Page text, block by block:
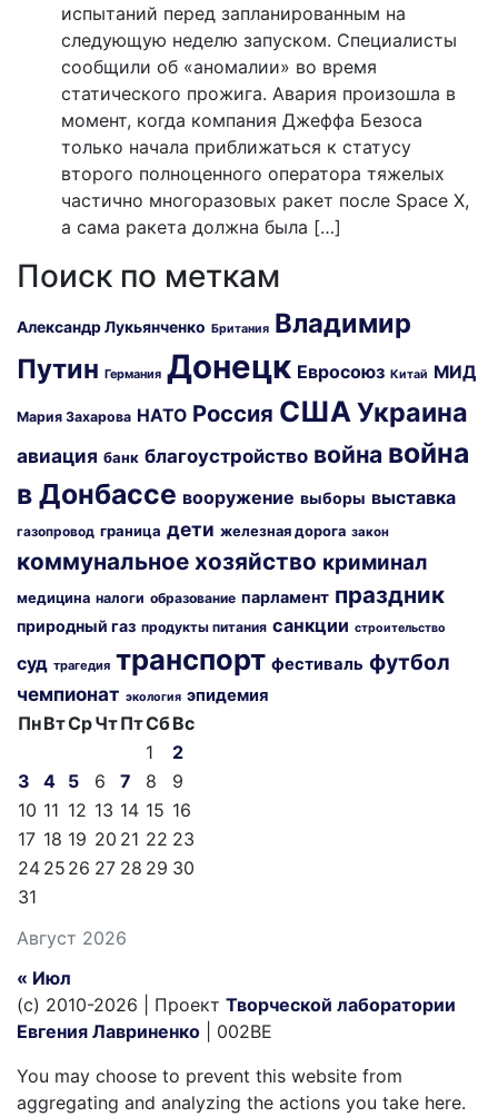
испытаний перед запланированным на
следующую неделю запуском. Специалисты
сообщили об «аномалии» во время
статического прожига. Авария произошла в
момент, когда компания Джеффа Безоса
только начала приближаться к статусу
второго полноценного оператора тяжелых
частично многоразовых ракет после Space X,
а сама ракета должна была […]
Поиск по меткам
Александр Лукьянченко Британия Владимир
Путин Германия Донецк Евросоюз Китай МИД
Мария Захарова НАТО Россия СШАУкраина
авиация банк благоустройство война война
в Донбассе вооружение выборы выставка
газопровод граница дети железная дорога закон
коммунальное хозяйство криминал
медицина налоги образование парламент праздник
природный газ продукты питания санкции строительство
суд трагедия транспорт фестиваль футбол
чемпионат экология эпидемия
Август 2026
ПнВтСрЧтПтСбВс
1
2
3
4 5 6 7 8
9
10 11 12 13 14 15 16
17 18 19 20 21 22 23
24 25 26 27 28 29 30
31
« Июл
(c) 2010-2026 | Проект Творческой лаборатории
Евгения Лавриненко | 002BE
You may choose to prevent this website from
aggregating and analyzing the actions you take here.